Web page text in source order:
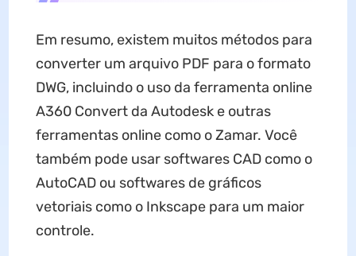
Em resumo, existem muitos métodos para
converter um arquivo PDF para o formato
DWG, incluindo o uso da ferramenta online
A360 Convert da Autodesk e outras
ferramentas online como o Zamar. Você
também pode usar softwares CAD como o
AutoCAD ou softwares de gráficos
vetoriais como o Inkscape para um maior
controle.